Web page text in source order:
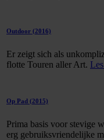
Outdoor (2016)
Er zeigt sich als
flotte Touren aller Art.
Op Pad (2015)
Prima basis voor stevige
erg gebruiksvriendelijke